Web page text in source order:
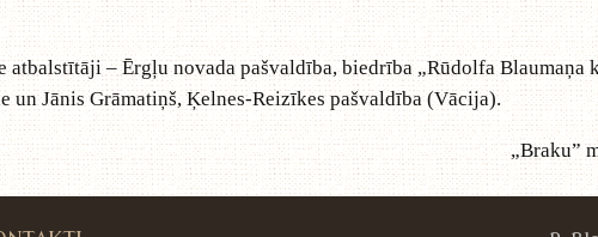
– Ērgļu novada pašvaldība, biedrība „Rūdolfa Blaumaņa
un Jānis Grāmatiņš, Ķelnes-Reizīkes pašvaldība (Vācija).
„Braku”